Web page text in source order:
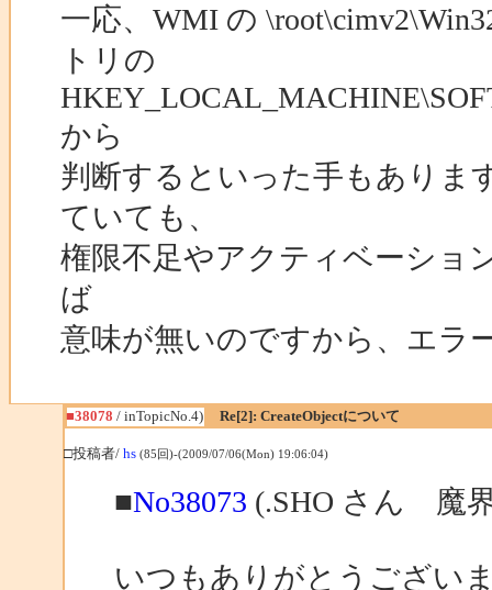
一応、WMI の
トリの
から
判断するといった手もありま
ていても、
権限不足やアクティベーショ
ば
意味が無いのですから、エラ
■38078 / inTopicNo.4) Re[2]: CreateObjectについて
□投稿者/hs (85回)-(2009/07/06(Mon) 19:06:04)
■No38073 (.SHO さん 魔
いつもありがとうござい